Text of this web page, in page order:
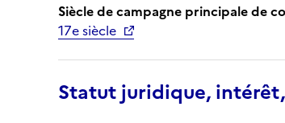
Siècle de campagne principale de
17e siècle
Statut juridique,